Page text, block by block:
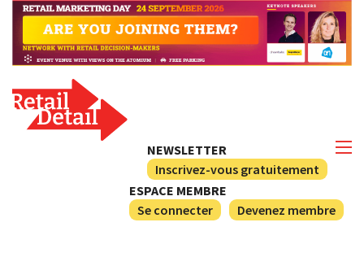
NEWSLETTER
Inscrivez-vous gratuitement
ESPACE MEMBRE
Se connecter
Devenez membre